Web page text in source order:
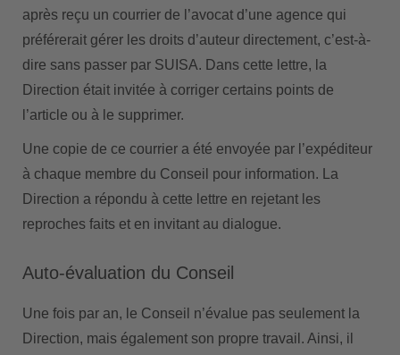
après reçu un courrier de l’avocat d’une agence qui
préférerait gérer les droits d’auteur directement, c’est-à-
dire sans passer par SUISA. Dans cette lettre, la
Direction était invitée à corriger certains points de
l’article ou à le supprimer.
Une copie de ce courrier a été envoyée par l’expéditeur
à chaque membre du Conseil pour information. La
Direction a répondu à cette lettre en rejetant les
reproches faits et en invitant au dialogue.
Auto-évaluation du Conseil
Une fois par an, le Conseil n’évalue pas seulement la
Direction, mais également son propre travail. Ainsi, il